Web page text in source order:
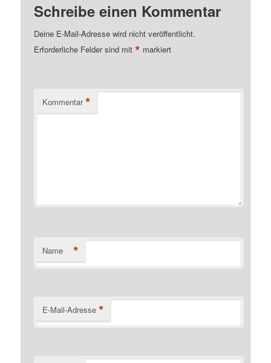
Schreibe einen Kommentar
Deine E-Mail-Adresse wird nicht veröffentlicht.
Erforderliche Felder sind mit* markiert
Kommentar *
Name *
E-Mail-Adresse *